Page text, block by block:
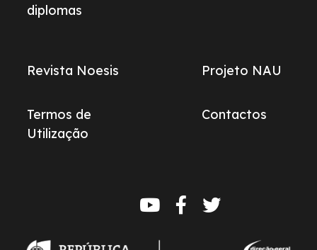
diplomas
Revista Noesis Projeto NAU
Termos de
Utilização
Contactos
Redes
sociais